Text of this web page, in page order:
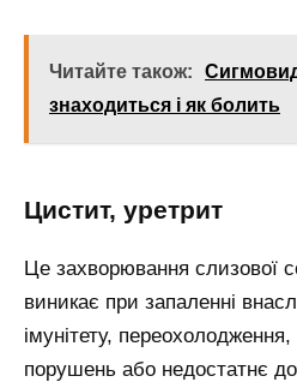
Читайте також:
знаходиться і як болить
Цистит, уретрит
Це захворювання слизової
виникає при запаленні
імунітету,
порушень або недостатнє